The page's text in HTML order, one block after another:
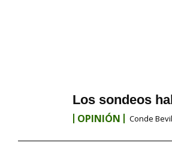
Los sondeos
OPINIÓN Conde